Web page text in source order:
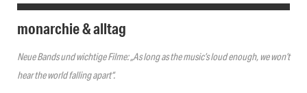
monarchie & alltag
Neue Bands und wichtige Filme: „As long as the music’s loud enough, we won’t
hear the world falling apart“.